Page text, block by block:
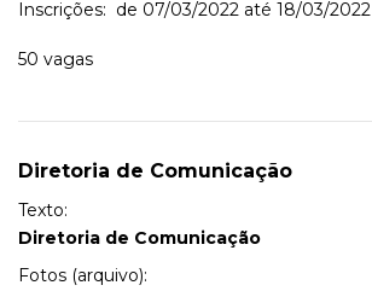
Inscrições: de 07/03/2022 até 18/03/2022
50 vagas
Diretoria de Comunicação
Texto:
Diretoria de Comunicação
Fotos (arquivo):